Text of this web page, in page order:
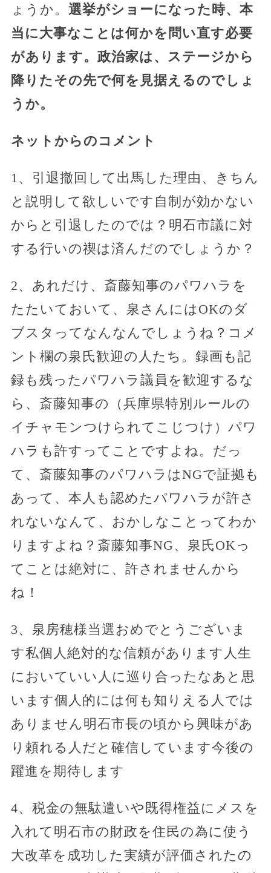
ょうか。 選挙がショーになった時、本
当に大事なことは何かを問い直す必要
があります。政治家は、ステージから
降りたその先で何を見据えるのでしょ
うか。
ネットからのコメント
1、引退撤回して出馬した理由、きちん
と説明して欲しいです自制が効かない
からと引退したのでは？明石市議に対
する行いの禊は済んだのでしょうか？
2、あれだけ、斎藤知事のパワハラを
たたいておいて、泉さんにはOKのダ
ブスタってなんなんでしょうね？コメ
ント欄の泉氏歓迎の人たち。録画も記
録も残ったパワハラ議員を歓迎するな
ら、斎藤知事の（兵庫県特別ルールの
イチャモンつけられてこじつけ）パワ
ハラも許すってことですよね。だっ
て、斎藤知事のパワハラはNGで証拠も
あって、本人も認めたパワハラが許さ
れないなんて、おかしなことってわか
りますよね？斎藤知事NG、泉氏OKっ
てことは絶対に、許されませんから
ね！
3、泉房穂様当選おめでとうございま
す私個人絶対的な信頼があります人生
においていい人に巡り合ったなあと思
います個人的には何も知りえる人では
ありません明石市長の頃から興味があ
り頼れる人だと確信しています今後の
躍進を期待します
4、税金の無駄遣いや既得権益にメスを
入れて明石市の財政を住民の為に使う
大改革を成功した実績が評価されたの